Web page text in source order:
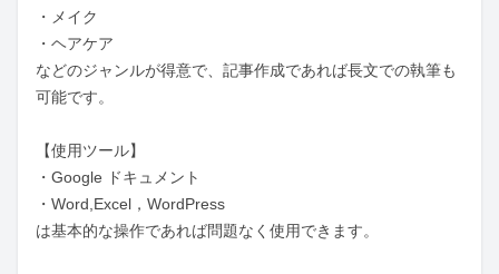
・メイク
・ヘアケア
などのジャンルが得意で、記事作成であれば長文での執筆も
可能です。
【使用ツール】
・Google ドキュメント
・Word,Excel，WordPress
は基本的な操作であれば問題なく使用できます。